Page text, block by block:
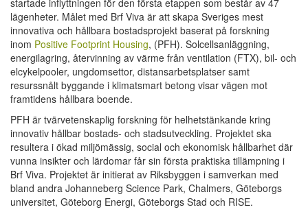
lägenheter. Målet med Brf Viva är att skapa Sveriges mest
innovativa och hållbara bostadsprojekt baserat på forskning
inom Positive Footprint Housing, (PFH). Solcellsanläggning,
energilagring, återvinning av värme från ventilation (FTX), bil- och
elcykelpooler, ungdomsettor, distansarbetsplatser samt
resurssnålt byggande i klimatsmart betong visar vägen mot
framtidens hållbara boende.
PFH är tvärvetenskaplig forskning för helhetstänkande kring
innovativ hållbar bostads- och stadsutveckling. Projektet ska
resultera i ökad miljömässig, social och ekonomisk hållbarhet där
vunna insikter och lärdomar får sin första praktiska tillämpning i
Brf Viva. Projektet är initierat av Riksbyggen i samverkan med
bland andra Johanneberg Science Park, Chalmers, Göteborgs
universitet, Göteborg Energi, Göteborgs Stad och RISE.